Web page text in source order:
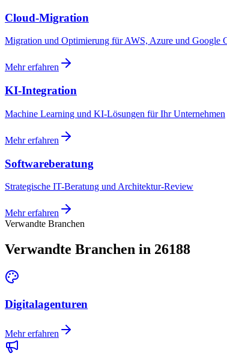
Cloud-Migration
Migration und Optimierung für AWS, Azure und Google
Mehr erfahren
KI-Integration
Machine Learning und KI-Lösungen für Ihr Unternehmen
Mehr erfahren
Softwareberatung
Strategische IT-Beratung und Architektur-Review
Mehr erfahren
Verwandte Branchen
Verwandte Branchen in 26188
Digitalagenturen
Mehr erfahren